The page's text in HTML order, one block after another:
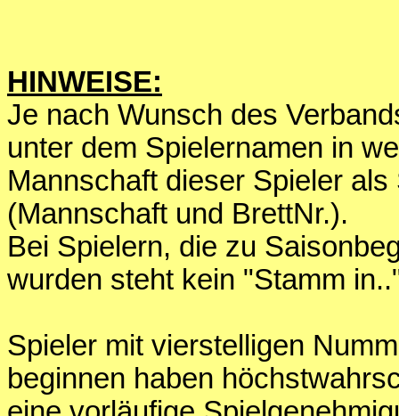
HINWEISE:
Je nach Wunsch des
unter dem Spielernamen in
Mannschaft dieser Spieler
(Mannschaft und BrettNr.).
Bei Spielern, die zu
wurden steht kein "Stamm
Spieler mit vierstelligen
beginnen haben